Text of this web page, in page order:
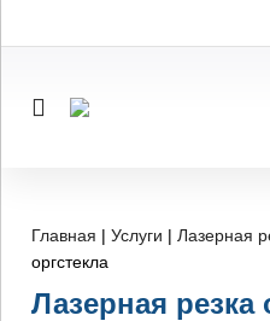
Главная | Услуги | Лазерная
оргстекла
Лазерная резка